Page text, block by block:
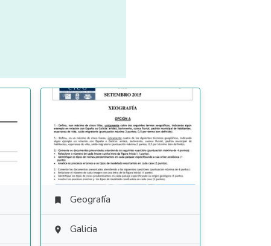
 Geografía
 Galicia